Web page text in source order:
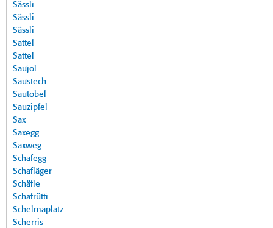
Sässli
Sässli
Sässli
Sattel
Sattel
Saujol
Saustech
Sautobel
Sauzipfel
Sax
Saxegg
Saxweg
Schafegg
Schafläger
Schäfle
Schafrütti
Schelmaplatz
Scherris